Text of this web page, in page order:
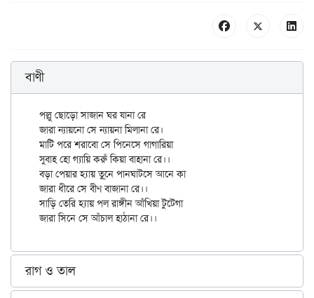
বাণী
পল্লু ছোড়ো সাজান ঘর যানা রে
জারা ন্যায়নো সে ন্যায়না মিলানা রে।
মাটি পরে শরাবো সে পিনেসে গাগারিয়া
সুবাহ হো গ্যায়ি করুঁ কিয়া বাহানা রে।।
বড়া পেয়ার হ্যায় তু্নে পানঘাটসে আনে কা
জারা ধীরে সে বীণ বাজানা রে।।
সাড়ি তেরি হ্যায় পল রাঙ্গীন আঁখিয়া টুটেগা
রাগ ও তাল